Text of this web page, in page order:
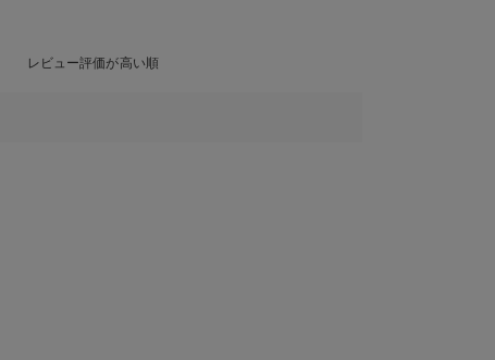
レビュー評価が高い順